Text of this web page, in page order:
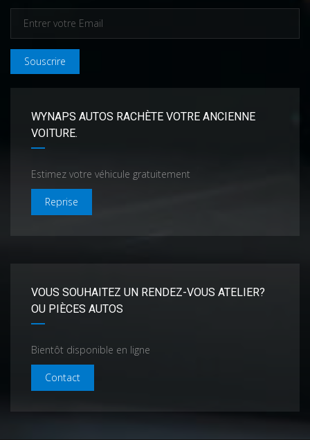
Souscrire
WYNAPS AUTOS RACHÈTE VOTRE ANCIENNE
VOITURE.
Estimez votre véhicule gratuitement
Reprise
VOUS SOUHAITEZ UN RENDEZ-VOUS ATELIER?
OU PIÈCES AUTOS
Bientôt disponible en ligne
Contact